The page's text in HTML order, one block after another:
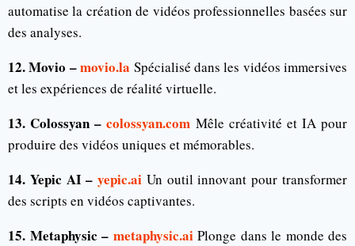
automatise la création de vidéos professionnelles basées sur
des analyses.
12. Movio –movio.la Spécialisé dans les vidéos immersives
et les expériences de réalité virtuelle.
13. Colossyan –colossyan.com Mêle créativité et IA pour
produire des vidéos uniques et mémorables.
14. Yepic AI –yepic.ai Un outil innovant pour transformer
des scripts en vidéos captivantes.
15. Metaphysic – metaphysic.aiPlonge dans le monde des